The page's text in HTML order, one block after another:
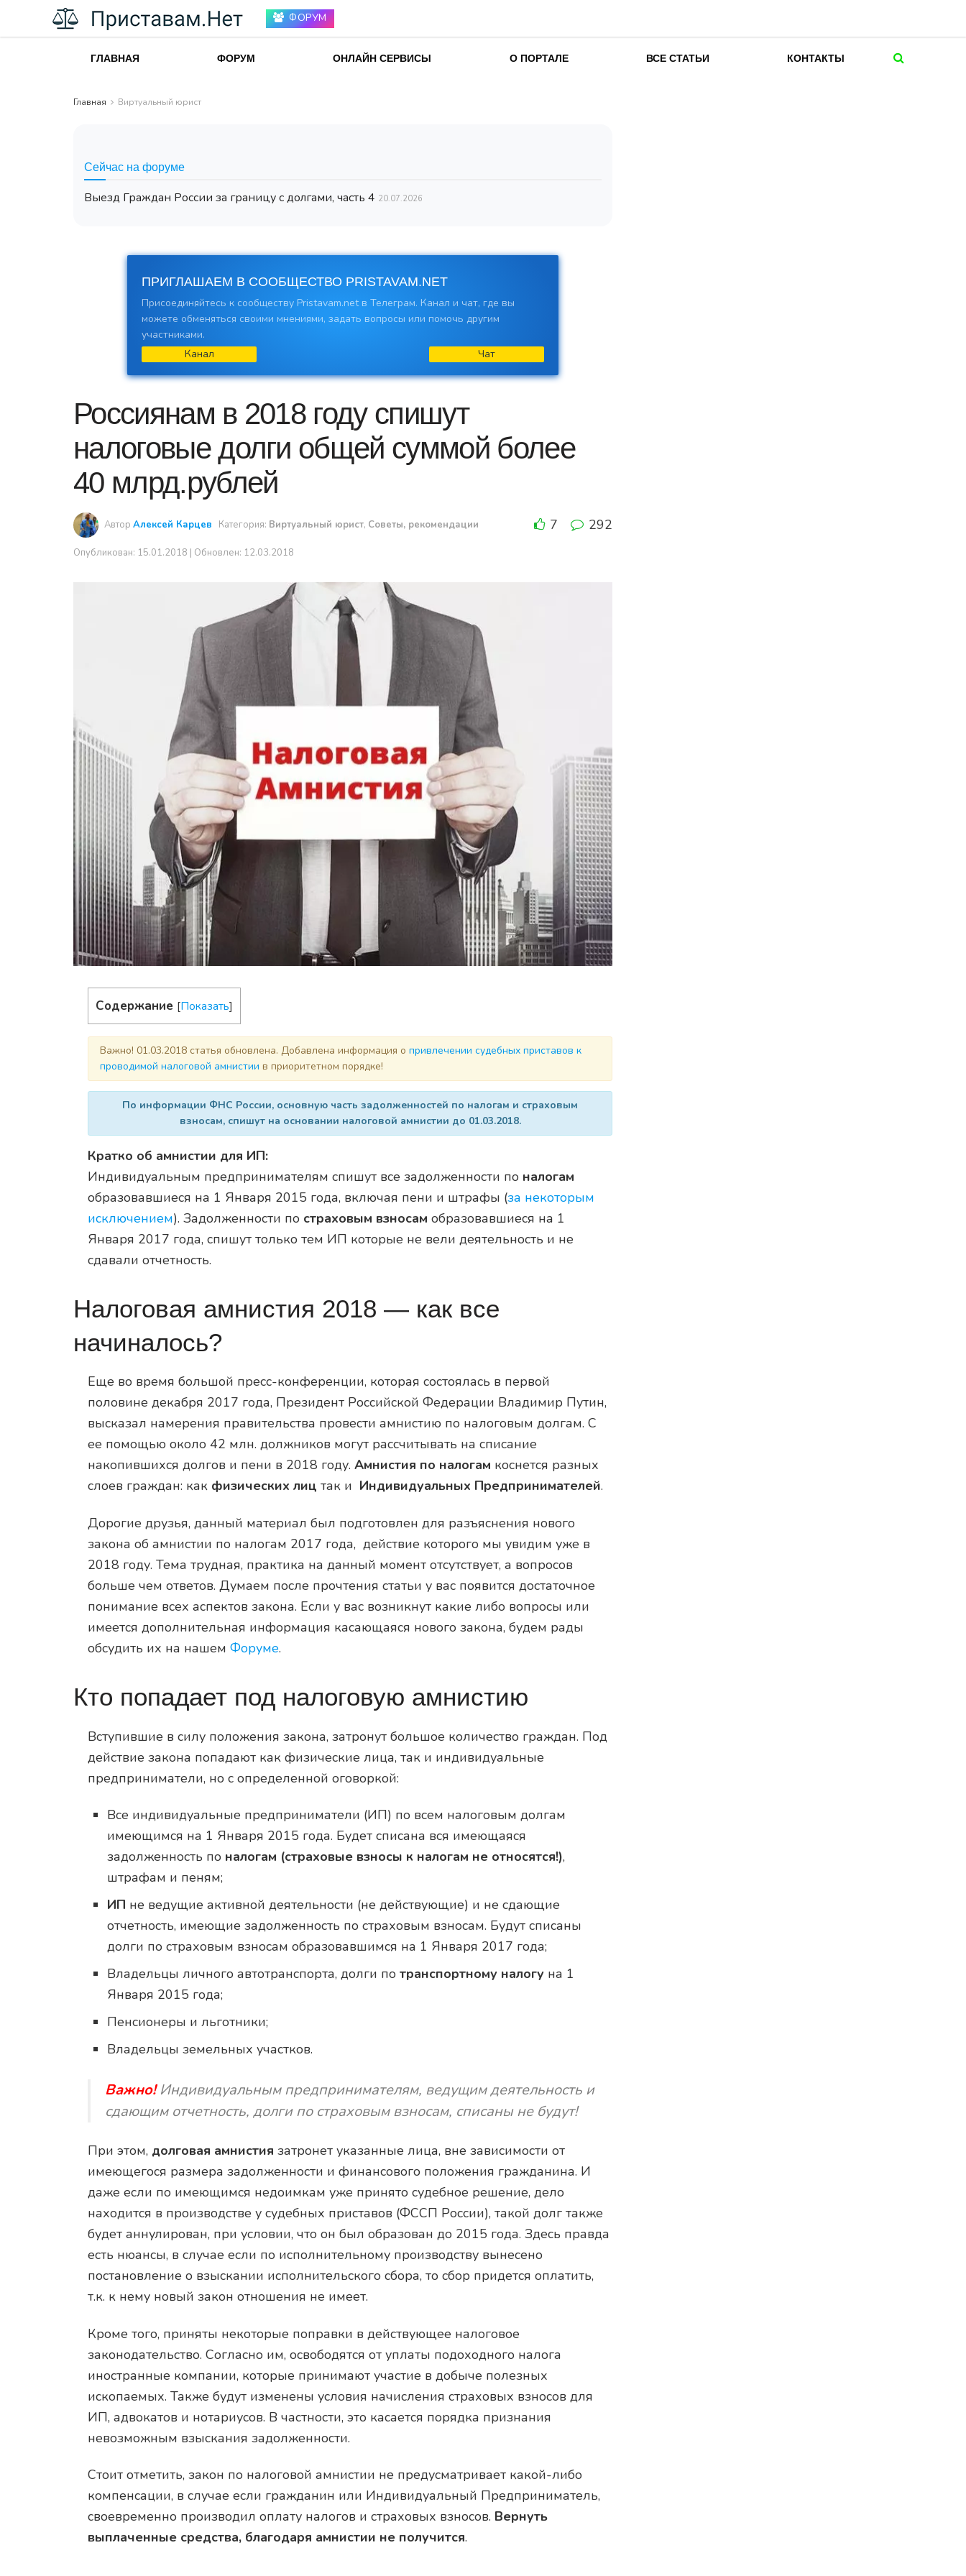
ФОРУМ
ГЛАВНАЯ ФОРУМ ОНЛАЙН СЕРВИСЫ О ПОРТАЛЕ ВСЕ СТАТЬИ КОНТАКТЫ
Главная Виртуальный юрист
Сейчас на форуме
Выезд Граждан России за границу с долгами, часть 4 20.07.2026
ПРИГЛАШАЕМ В СООБЩЕСТВО PRISTAVAM.NET
Присоединяйтесь к сообществу Pristavam.net в Телеграм. Канал и чат, где вы
можете обменяться своими мнениями, задать вопросы или помочь другим
участниками.
Чат
Канал
Россиянам в 2018 году спишут
налоговые долги общей суммой более
40 млрд.рублей
Автор Алексей Карцев Категория: Виртуальный юрист, Советы, рекомендации 7 292
Опубликован: 15.01.2018 | Обновлен: 12.03.2018
Содержание [Показать]
Важно! 01.03.2018 статья обновлена. Добавлена информация о привлечении судебных приставов к
проводимой налоговой амнистии в приоритетном порядке!
По информации ФНС России, основную часть задолженностей по налогам и страховым
взносам, спишут на основании налоговой амнистии до 01.03.2018.
Кратко об амнистии для ИП:
Индивидуальным предпринимателям спишут все задолженности по налогам
образовавшиеся на 1 Января 2015 года, включая пени и штрафы (за некоторым
исключением). Задолженности по страховым взносам образовавшиеся на 1
Января 2017 года, спишут только тем ИП которые не вели деятельность и не
сдавали отчетность.
Налоговая амнистия 2018 — как все
начиналось?
Еще во время большой пресс-конференции, которая состоялась в первой
половине декабря 2017 года, Президент Российской Федерации Владимир Путин,
высказал намерения правительства провести амнистию по налоговым долгам. С
ее помощью около 42 млн. должников могут рассчитывать на списание
накопившихся долгов и пени в 2018 году. Амнистия по налогам коснется разных
слоев граждан: как физических лиц так и Индивидуальных Предпринимателей.
Дорогие друзья, данный материал был подготовлен для разъяснения нового
закона об амнистии по налогам 2017 года, действие которого мы увидим уже в
2018 году. Тема трудная, практика на данный момент отсутствует, а вопросов
больше чем ответов. Думаем после прочтения статьи у вас появится достаточное
понимание всех аспектов закона. Если у вас возникнут какие либо вопросы или
имеется дополнительная информация касающаяся нового закона, будем рады
обсудить их на нашем Форуме.
Кто попадает под налоговую амнистию
Вступившие в силу положения закона, затронут большое количество граждан. Под
действие закона попадают как физические лица, так и индивидуальные
предприниматели, но с определенной оговоркой:
Все индивидуальные предприниматели (ИП) по всем налоговым долгам
имеющимся на 1 Января 2015 года. Будет списана вся имеющаяся
задолженность по налогам (страховые взносы к налогам не относятся!),
штрафам и пеням;
ИП не ведущие активной деятельности (не действующие) и не сдающие
отчетность, имеющие задолженность по страховым взносам. Будут списаны
долги по страховым взносам образовавшимся на 1 Января 2017 года;
Владельцы личного автотранспорта, долги по транспортному налогу на 1
Января 2015 года;
Пенсионеры и льготники;
Владельцы земельных участков.
Важно! Индивидуальным предпринимателям, ведущим деятельность и
сдающим отчетность, долги по страховым взносам, списаны не будут!
При этом, долговая амнистия затронет указанные лица, вне зависимости от
имеющегося размера задолженности и финансового положения гражданина. И
даже если по имеющимся недоимкам уже принято судебное решение, дело
находится в производстве у судебных приставов (ФССП России), такой долг также
будет аннулирован, при условии, что он был образован до 2015 года. Здесь правда
есть нюансы, в случае если по исполнительному производству вынесено
постановление о взыскании исполнительского сбора, то сбор придется оплатить,
т.к. к нему новый закон отношения не имеет.
Кроме того, приняты некоторые поправки в действующее налоговое
законодательство. Согласно им, освободятся от уплаты подоходного налога
иностранные компании, которые принимают участие в добыче полезных
ископаемых. Также будут изменены условия начисления страховых взносов для
ИП, адвокатов и нотариусов. В частности, это касается порядка признания
невозможным взыскания задолженности.
Стоит отметить, закон по налоговой амнистии не предусматривает какой-либо
компенсации, в случае если гражданин или Индивидуальный Предприниматель,
своевременно производил оплату налогов и страховых взносов. Вернуть
выплаченные средства, благодаря амнистии не получится.